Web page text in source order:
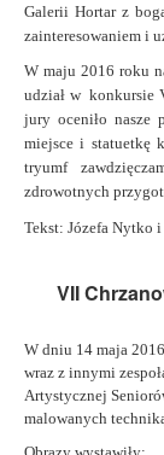
Galerii Hortar z
zainteresowaniem i
W maju 2016 roku
udział w konkursie
jury oceniło nasze
miejsce i statuetkę
tryumf
zdrowotnych
Tekst: Józefa Nytko i
VII
W dniu 14 maja
wraz z innymi
Artystycznej
malowanych